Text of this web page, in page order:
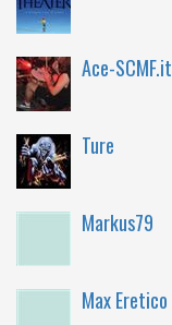
Ace-SCMF.it
Ture
Markus79
Max Eretico